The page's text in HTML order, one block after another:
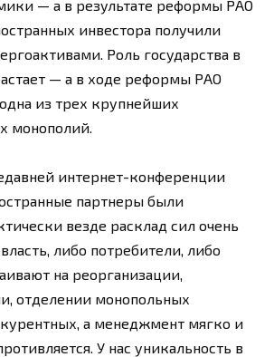
— а в результате реформы РАО
инвестора получили
Роль государства в
— а в ходе реформы РАО
из трех крупнейших
монополий.
интернет-конференции
партнеры были
везде расклад сил очень
либо потребители, либо
на реорганизации,
отделении монопольных
а менеджмент мягко и
У нас уникальность в